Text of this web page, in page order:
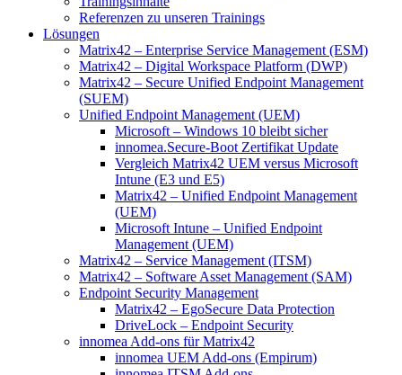
Referenzen zu unseren Trainings
Lösungen
Matrix42 – Enterprise Service Management (ESM)
Matrix42 – Digital Workspace Platform (DWP)
Matrix42 – Secure Unified Endpoint Management
(SUEM)
Unified Endpoint Management (UEM)
Microsoft – Windows 10 bleibt sicher
innomea.Secure-Boot Zertifikat Update
Vergleich Matrix42 UEM versus Microsoft
Intune (E3 und E5)
Matrix42 – Unified Endpoint Management
(UEM)
Microsoft Intune – Unified Endpoint
Management (UEM)
Matrix42 – Service Management (ITSM)
Matrix42 – Software Asset Management (SAM)
Endpoint Security Management
Matrix42 – EgoSecure Data Protection
DriveLock – Endpoint Security
innomea Add-ons für Matrix42
innomea UEM Add-ons (Empirum)